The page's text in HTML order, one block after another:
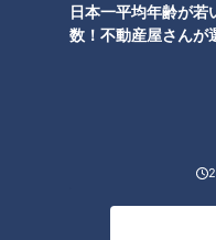
日本一平均年齢が若
数！不動産屋さんが
右腕・2017年
ラジオ番組内で結婚を発表
のに婚姻届は半年間持ったま